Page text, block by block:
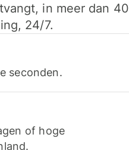
in meer dan 40
24/7.
seconden.
of hoge